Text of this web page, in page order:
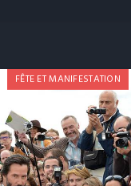
FÊTE ET MANIFESTATION